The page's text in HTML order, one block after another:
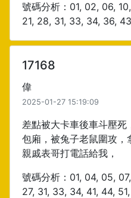
號碼分析：01, 02, 06,
21, 28, 31, 33, 34, 36, 43
17168
偉
2025-01-27 15:19:09
差點被大卡車後車斗壓
包廂，被兔子老鼠圍攻，
親戚表哥打電話給我，
號碼分析：01, 04, 05,
27, 31, 33, 34, 41, 44,